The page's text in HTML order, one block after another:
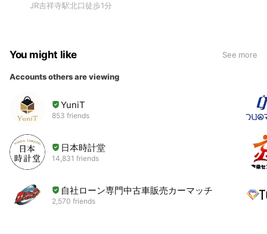
JR吉祥寺駅北口徒歩1分
You might like See more
Accounts others are viewing
YuniT
853 friends
日本時計堂
14,831 friends
自社ローン専門中古車販売カーマッチ
2,570 friends